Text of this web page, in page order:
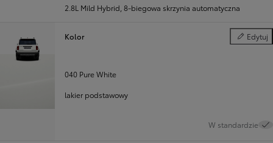
2.8L Mild Hybrid 8-biegowa skrzynia automatyczna
Kolor Edytuj
Kolor
040 Pure White
lakier podstawowy
W standardzie